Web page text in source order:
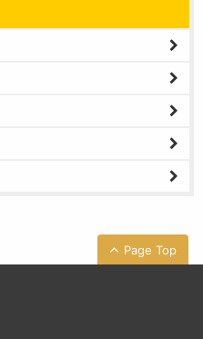
Page Top